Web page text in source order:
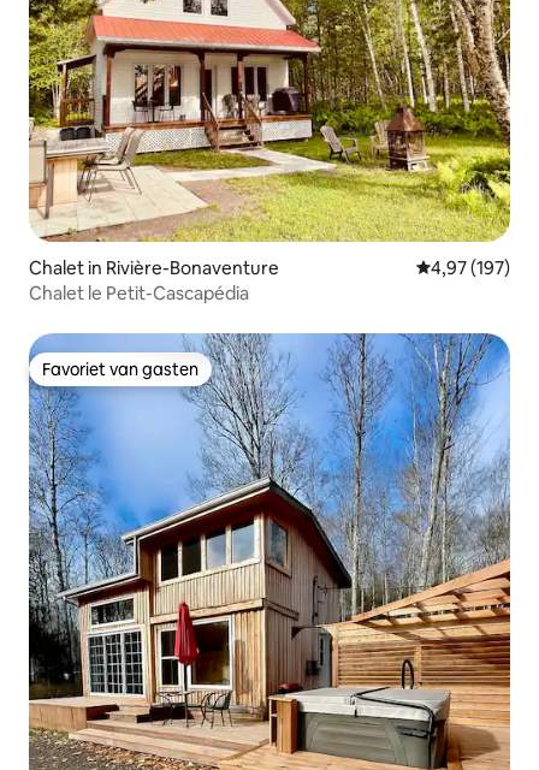
Chalet in Rivière-Bonaventure Gemiddelde
4,97 (197)
Chalet le Petit-Cascapédia
Favoriet van gasten
Favoriet van gasten